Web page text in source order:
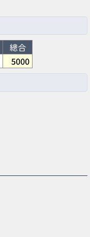
總合
5000